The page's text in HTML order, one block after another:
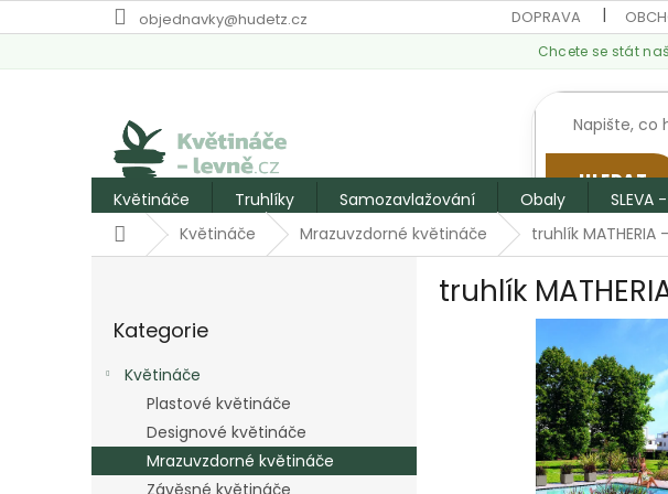
na
objednavky@hudetz.cz DOPRAVA
Chcete se stát
HLEDAT
Květináče Truhlíky Samozavlažování Obaly SLEVA
DomůKvětináče Mrazuvzdorné květináče truhlík MATHERIA
kategorie
Kategorie
Květináče
Plastové květináče
Designové květináče
Mrazuvzdorné květináče
Závěsné květináče
truhlík